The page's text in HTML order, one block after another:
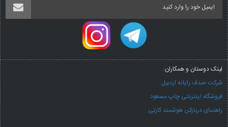
لینک دوستان و همکاران:
شرکت صدف رایانه اردبیل
فروشگاه اینترنتی چاپ مسعود
راهنمای دربازکن هوشمند کارتی